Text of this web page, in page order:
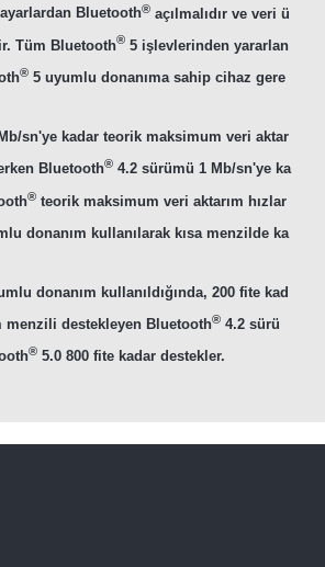
Bluetooth® açılmalıdır ve veri ü
Tüm Bluetooth® 5 işlevlerinden yararlan
® 5 uyumlu donanıma sahip cihaz gere
sn'ye kadar teorik maksimum veri aktar
Bluetooth® 4.2 sürümü 1 Mb/sn'ye ka
® teorik maksimum veri aktarım hızlar
donanım kullanılarak kısa menzilde ka
donanım kullanıldığında, 200 fite kad
menzili destekleyen Bluetooth® 4.2 sürü
® 5.0 800 fite kadar destekler.